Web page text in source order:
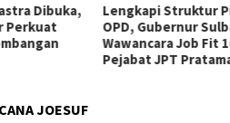
Dibuka,
Perkuat
Lengkapi Struktur
OPD, Gubernur
Wawancara Job Fit
Pejabat JPT
JOESUF